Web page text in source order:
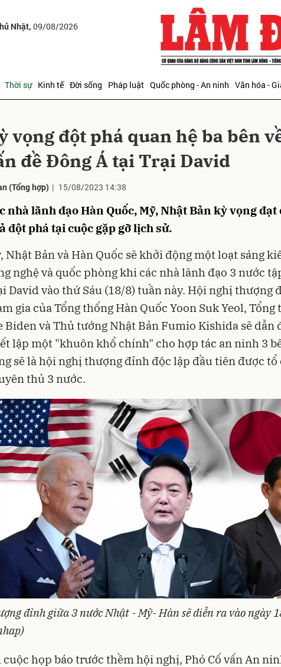
Nhật, 09/08/2026
Thời sự Kinh tế Đời sống Pháp luật Quốc phòng - An ninh Văn hóa -
vọng đột phá quan hệ ba bên
đề Đông Á tại Trại David
(Tổng hợp) | 15/08/2023 14:38
nhà lãnh đạo Hàn Quốc, Mỹ, Nhật Bản kỳ vọng
đột phá tại cuộc gặp gỡ lịch sử.
Nhật Bản và Hàn Quốc sẽ khởi động một loạt sáng
nghệ và quốc phòng khi các nhà lãnh đạo 3 nước
David vào thứ Sáu (18/8) tuần này. Hội nghị thượng
gia của Tổng thống Hàn Quốc Yoon Suk Yeol, Tổng
Biden và Thủ tướng Nhật Bản Fumio Kishida sẽ dẫn
lập một "khuôn khổ chính" cho hợp tác an ninh 3
sẽ là hội nghị thượng đỉnh độc lập đầu tiên được tổ
thủ 3 nước.
đỉnh giữa 3 nước Nhật - Mỹ- Hàn sẽ diễn ra vào ngày
cuộc họp báo trước thềm hội nghị, Phó Cố vấn An
Gửi bình luận